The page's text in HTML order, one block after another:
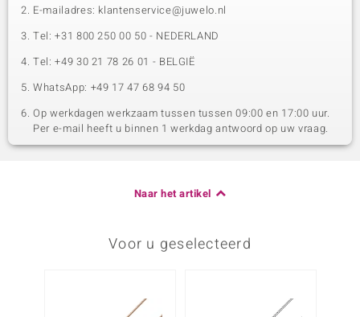
E-mailadres: klantenservice@juwelo.nl
Tel: +31 800 250 00 50 - NEDERLAND
Tel: +49 30 21 78 26 01 - BELGIË
WhatsApp: +49 17 47 68 94 50
Op werkdagen werkzaam tussen tussen 09:00 en 17:00 uur.
Per e-mail heeft u binnen 1 werkdag antwoord op uw vraag.
Naar het artikel
Voor u geselecteerd